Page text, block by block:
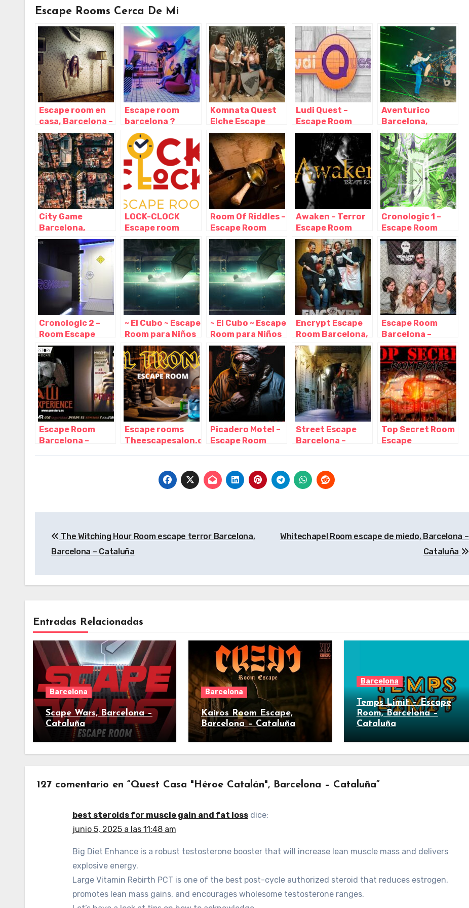
Escape Rooms Cerca De Mi
Escape room en
casa, Barcelona –
Cataluña
Escape room
barcelona ?
Escape
Barcelona,
Barcelona –
Cataluña
Komnata Quest
Elche Escape
Room, Elche –
Alicante
Ludi Quest –
Escape Room
Santander,
Santander –
Cantabria
Aventurico
Barcelona,
Barcelona –
Cataluña
City Game
Barcelona,
Barcelona –
LOCK-CLOCK
Escape room
Barcelona,
Barcelona –
Cataluña
Room Of Riddles –
Escape Room
Barcelona,
Barcelona –
Cataluña
Awaken – Terror
Escape Room
Barcelona,
Barcelona –
Cataluña
Cronologic 1 –
Escape Room
Barcelona,
Barcelona –
Cataluña
Cronologic 2 –
Room Escape
Barcelona,
Barcelona –
Cataluña
~ El Cubo ~ Escape
Room para Niños
o Adultos en
Barcelona,
Barcelona –
Cataluña
~ El Cubo ~ Escape
Room para Niños
o Adultos en
Barcelona,
Barcelona –
Cataluña
Encrypt Escape
Room Barcelona,
Barcelona –
Cataluña
Escape Room
Barcelona –
Kidnapped in
BCN, Barcelona –
Cataluña
Escape Room
Barcelona –
Escape rooms
Theescapesalon.com,
grupos en
Barcelona y
Picadero Motel –
Escape Room
– Cataluña
Street Escape
Barcelona –
Barcelona –
Cataluña
Top Secret Room
Escape
de
The Witching Hour Room escape terror Barcelona,
Barcelona – Cataluña
Whitechapel Room escape de miedo, Barcelona –
Cataluña
Entradas Relacionadas
Barcelona
Scape Wars, Barcelona –
Cataluña
Barcelona
Kairos Room Escape,
Barcelona – Cataluña
Barcelona
Temps Limit – Escape
Room, Barcelona –
Cataluña
127 comentario en “Quest Casa "Héroe Catalán", Barcelona – Cataluña”
best steroids for muscle gain and fat loss dice:
junio 5, 2025 a las 11:48 am
Big Diet Enhance is a robust testosterone booster that will increase lean muscle mass and delivers
explosive energy.
Large Vitamin Rebirth PCT is one of the best post-cycle authorized steroid that reduces estrogen,
promotes lean mass gains, and encourages wholesome testosterone ranges.